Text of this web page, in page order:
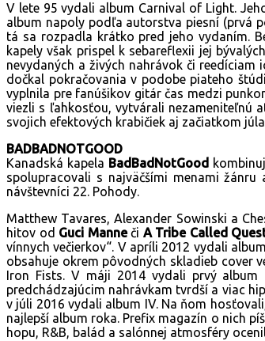
V lete 95 vydali album Carnival of Light.
album napoly podľa autorstva piesní (prvá
tá sa rozpadla krátko pred jeho vydaním.
kapely však prispel k sebareflexii jej
nevydaných a živých nahrávok či reedíciam
dočkal pokračovania v podobe piateho
vyplnila pre fanúšikov gitár čas medzi
viezli s ľahkosťou, vytvárali nezameniteľnú
svojich efektových krabičiek aj začiatkom
BADBADNOTGOOD
Kanadská kapela BadBadNotGood
spolupracovali s najväčšími menami žánru
návštevníci 22. Pohody.
Matthew Tavares, Alexander Sowinski a
hitov od Guci Manneči A Tribe Called
vínnych večierkov“. V apríli 2012 vydali
obsahuje okrem pôvodných skladieb cover
Iron Fists. V máji 2014 vydali prvý
predchádzajúcim nahrávkam tvrdší a viac
v júli 2016 vydali album IV. Na ňom
najlepší album roka. Prefix magazín o nich
hopu, R&B, balád a salónnej atmosféry